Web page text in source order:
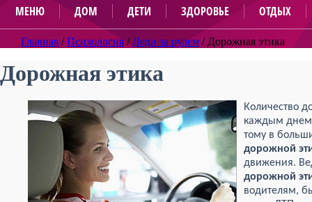
МЕНЮ ДОМ ДЕТИ ЗДОРОВЬЕ ОТДЫХ
Главная /Психология/Леди за рулем / Дорожная этика
Дорожная этика
Количество
каждым днем
тому в
дорожной
движения.
дорожной
водителям,